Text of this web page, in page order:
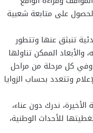
على متابعة شعبية
تنبثق عنها وتتطور
الممكن تناولها
وفي كل مرحلة من مراحل
وتتعدد بحساب الزوايا
ندرك دون عناء،
للأحداث الوطنية،